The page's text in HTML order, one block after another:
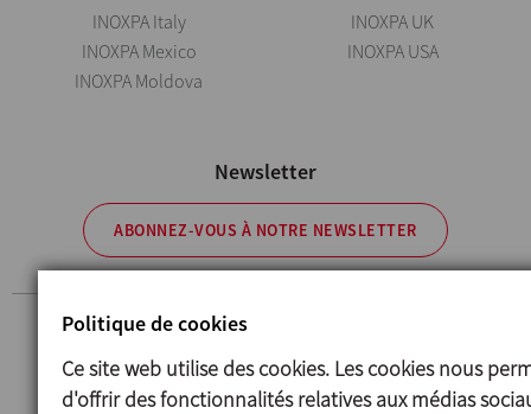
INOXPA Italy
INOXPA Mexico
INOXPA Moldova
INOXPA UK
INOXPA USA
Newsletter
ABONNEZ-VOUS À NOTRE NEWSLETTER
Information Security Policy
Politique de cookies
Ce site web utilise des cookies. Les cookies nous
d'offrir des fonctionnalités relatives aux médias